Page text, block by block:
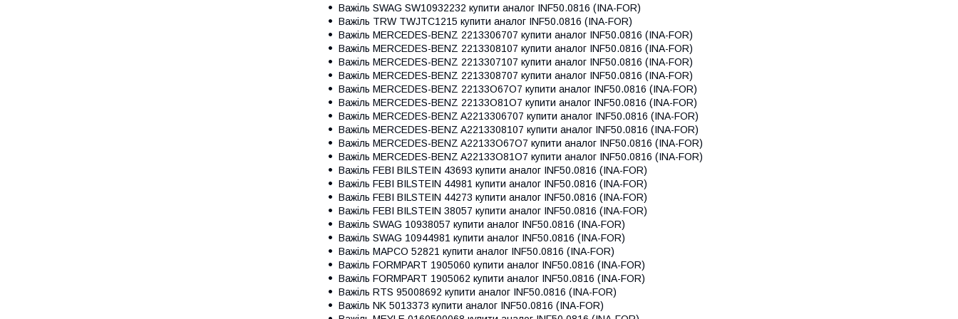
Важіль SWAG SW10932232 купити аналог INF50.0816 (INA-FOR)
Важіль TRW TWJTC1215 купити аналог INF50.0816 (INA-FOR)
Важіль MERCEDES-BENZ 2213306707 купити аналог INF50.0816 (INA-FOR)
Важіль MERCEDES-BENZ 2213308107 купити аналог INF50.0816 (INA-FOR)
Важіль MERCEDES-BENZ 2213307107 купити аналог INF50.0816 (INA-FOR)
Важіль MERCEDES-BENZ 2213308707 купити аналог INF50.0816 (INA-FOR)
Важіль MERCEDES-BENZ 22133O67O7 купити аналог INF50.0816 (INA-FOR)
Важіль MERCEDES-BENZ 22133O81O7 купити аналог INF50.0816 (INA-FOR)
Важіль MERCEDES-BENZ A2213306707 купити аналог INF50.0816 (INA-FOR)
Важіль MERCEDES-BENZ A2213308107 купити аналог INF50.0816 (INA-FOR)
Важіль MERCEDES-BENZ A22133O67O7 купити аналог INF50.0816 (INA-FOR)
Важіль MERCEDES-BENZ A22133O81O7 купити аналог INF50.0816 (INA-FOR)
Важіль FEBI BILSTEIN 43693 купити аналог INF50.0816 (INA-FOR)
Важіль FEBI BILSTEIN 44981 купити аналог INF50.0816 (INA-FOR)
Важіль FEBI BILSTEIN 44273 купити аналог INF50.0816 (INA-FOR)
Важіль FEBI BILSTEIN 38057 купити аналог INF50.0816 (INA-FOR)
Важіль SWAG 10938057 купити аналог INF50.0816 (INA-FOR)
Важіль SWAG 10944981 купити аналог INF50.0816 (INA-FOR)
Важіль MAPCO 52821 купити аналог INF50.0816 (INA-FOR)
Важіль FORMPART 1905060 купити аналог INF50.0816 (INA-FOR)
Важіль FORMPART 1905062 купити аналог INF50.0816 (INA-FOR)
Важіль RTS 95008692 купити аналог INF50.0816 (INA-FOR)
Важіль NK 5013373 купити аналог INF50.0816 (INA-FOR)